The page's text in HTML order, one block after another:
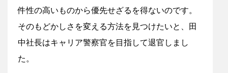
件性の高いものから優先せざるを得ないのです。
そのもどかしさを変える方法を見つけたいと、田
中社長はキャリア警察官を目指して退官しまし
た。